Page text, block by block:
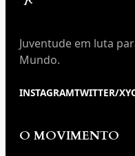
Juventude em luta
Mundo.
INSTAGRAMTWITTER/X
O MOVIMENTO